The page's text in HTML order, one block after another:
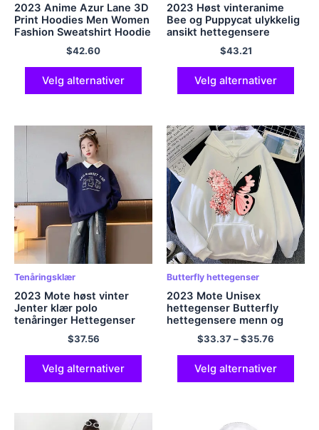
2023 Anime Azur Lane 3D
Print Hoodies Men Women
Fashion Sweatshirt Hoodie
Cute Sexy Girls Harajuku
Hip Hop Pullover Unisex
Hoody
$42.60
Velg alternativer
2023 Høst vinteranime
Bee og Puppycat ulykkelig
ansikt hettegensere
vinterkvinner
hettegensere unisex
sweatshirt kawaii topper
$43.21
Velg alternativer
Tenåringsklær
2023 Mote høst vinter
Jenter klær polo
tenåringer Hettegenser
kanin Trykk Sweatshirts
topper varme T-skjorte
kjoler barn 5 9 7 12 år
$37.56
Velg alternativer
Butterfly hettegenser
2023 Mote Unisex
hettegenser Butterfly
hettegensere menn og
kvinner Streetwear
Pullover Harajuku topper
$33.37–$35.76
Velg alternativer